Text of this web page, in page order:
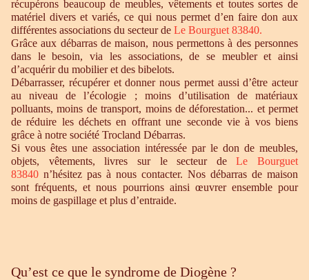
récupérons beaucoup de meubles, vêtements et toutes sortes de
matériel divers et variés, ce qui nous permet d’en faire don aux
différentes associations du secteur de Le Bourguet 83840.
Grâce aux débarras de maison, nous permettons à des personnes
dans le besoin, via les associations, de se meubler et ainsi
d’acquérir du mobilier et des bibelots.
Débarrasser, récupérer et donner nous permet aussi d’être acteur
au niveau de l’écologie ; moins d’utilisation de matériaux
polluants, moins de transport, moins de déforestation... et permet
de réduire les déchets en offrant une seconde vie à vos biens
grâce à notre société Trocland Débarras.
Si vous êtes une association intéressée par le don de meubles,
objets, vêtements, livres sur le secteur deLe Bourguet
83840 n’hésitez pas à nous contacter. Nos débarras de maison
sont fréquents, et nous pourrions ainsi œuvrer ensemble pour
moins de gaspillage et plus d’entraide.
Qu’est ce que le syndrome de Diogène ?